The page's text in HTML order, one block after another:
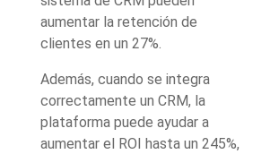
aumentar la retención de
clientes en un 27%.
Además, cuando se integra
correctamente un CRM, la
plataforma puede ayudar a
aumentar el ROI hasta un 245%,